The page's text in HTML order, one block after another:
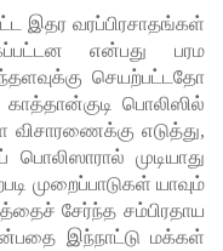
இதர வரப்பிரசாதங்கள்
என்பது பரம
செயற்பட்டதோ
பொலிஸில்
விசாரணைக்கு எடுத்து,
முடியாது
முறைப்பாடுகள் யாவும்
சேர்ந்த சம்பிரதாய
இந்நாட்டு மக்கள்